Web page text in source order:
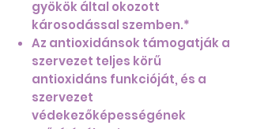
gyökök által okozott
károsodással szemben.*
Az antioxidánsok támogatják a
szervezet teljes körű
antioxidáns funkcióját, és a
szervezet
védekezőképességének